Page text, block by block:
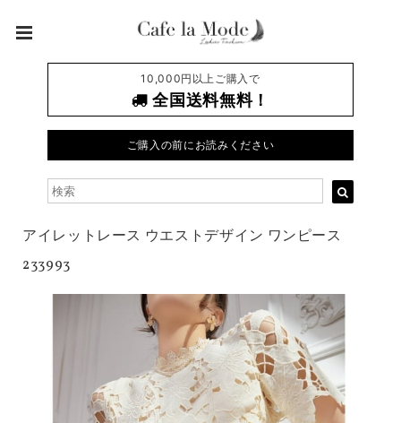
10,000円以上ご購入で
全国送料無料！
ご購入の前にお読みください
アイレットレース ウエストデザイン ワンピース
233993